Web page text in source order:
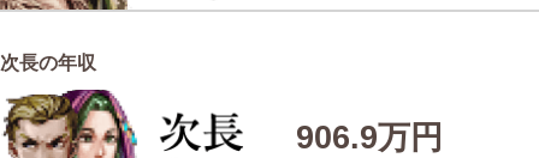
次長の年収
906.9万円